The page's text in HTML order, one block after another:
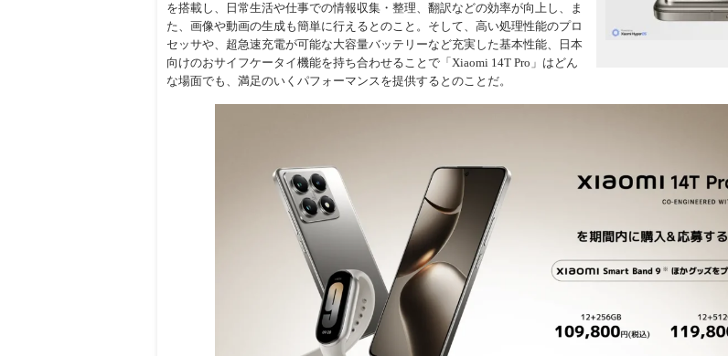
ウェアラブル端末
パソコン
ロボット
を搭載し、日常生活や仕事での情報収集・整理、翻訳などの効率が向上し、ま
た、画像や動画の生成も簡単に行えるとのこと。そして、高い処理性能のプロ
セッサや、超急速充電が可能な大容量バッテリーなど充実した基本性能、日本
向けのおサイフケータイ機能を持ち合わせることで「Xiaomi 14T Pro」はどん
な場面でも、満足のいくパフォーマンスを提供するとのことだ。